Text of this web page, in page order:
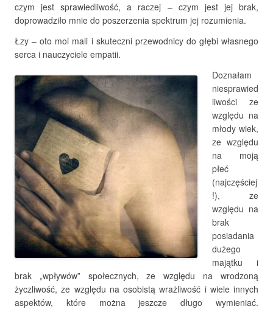
czym jest sprawiedliwość, a raczej – czym jest jej brak,
doprowadziło mnie do poszerzenia spektrum jej rozumienia.
Łzy – oto moi mali i skuteczni przewodnicy do głębi własnego
serca i nauczyciele empatii.
Doznałam
niesprawied
liwości ze
względu na
młody wiek,
ze względu
na moją
płeć
(najczęściej
!), ze
względu na
brak
posiadania
dużego
majątku i
brak „wpływów” społecznych, ze względu na wrodzoną
życzliwość, ze względu na osobistą wrażliwość i wiele innych
aspektów, które można jeszcze długo wymieniać.